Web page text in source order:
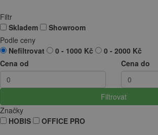
Filtr
Skladem
Showroom
Podle ceny
Nefiltrovat
0 - 1000 Kč
0 - 2000 Kč
Cena od
Cena do
Filtrovat
Značky
HOBIS
OFFICE PRO